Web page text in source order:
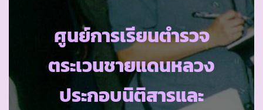
ศูนย์การเรียนตำรวจ
ตระเวนชายแดนหลวง
ประกอบนิติสารและ